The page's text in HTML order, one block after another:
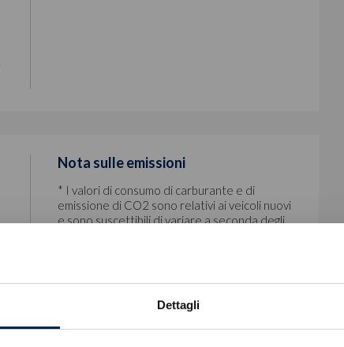
Dettagli
Nota sulle emissioni
* I valori di consumo di carburante e di
emissione di CO2 sono relativi ai veicoli nuovi
e sono suscettibili di variare a seconda degli